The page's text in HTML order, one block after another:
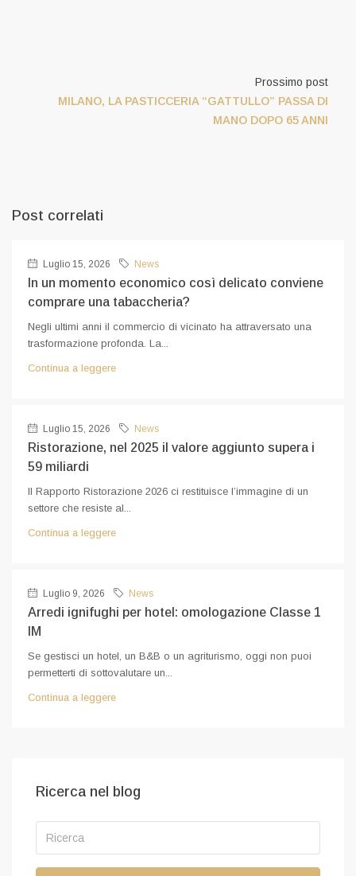
Prossimo post
MILANO, LA PASTICCERIA “GATTULLO” PASSA DI
MANO DOPO 65 ANNI
Post correlati
Luglio 15, 2026 News
In un momento economico così delicato conviene
comprare una tabaccheria?
Negli ultimi anni il commercio di vicinato ha attraversato una
trasformazione profonda. La...
Continua a leggere
Luglio 15, 2026 News
Ristorazione, nel 2025 il valore aggiunto supera i
59 miliardi
Il Rapporto Ristorazione 2026 ci restituisce l’immagine di un
settore che resiste al...
Continua a leggere
Luglio 9, 2026 News
Arredi ignifughi per hotel: omologazione Classe 1
IM
Se gestisci un hotel, un B&B o un agriturismo, oggi non puoi
permetterti di sottovalutare un...
Continua a leggere
Ricerca nel blog